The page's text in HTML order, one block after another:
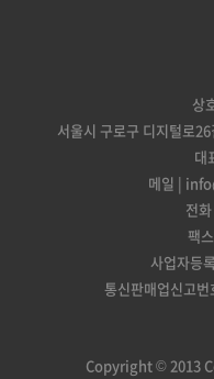
상
서울시 구로구 디지털로
대
메일 |
전
팩
사업자등
통신판매업신고
Copyright © 2013